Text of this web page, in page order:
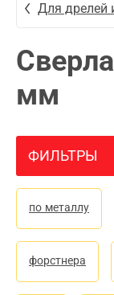
Для дрелей
мм
ФИЛЬТРЫ
по металлу
форстнера